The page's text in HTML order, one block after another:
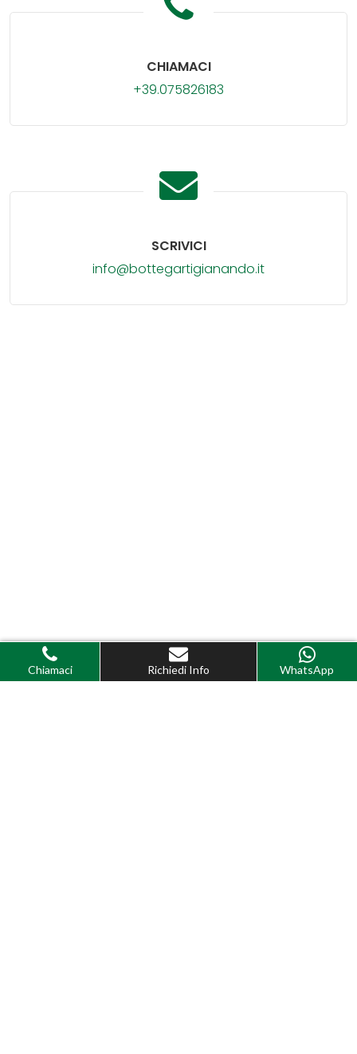
CHIAMACI
+39.075826183
SCRIVICI
info@bottegartigianando.it
Chiamaci Richiedi Info WhatsApp